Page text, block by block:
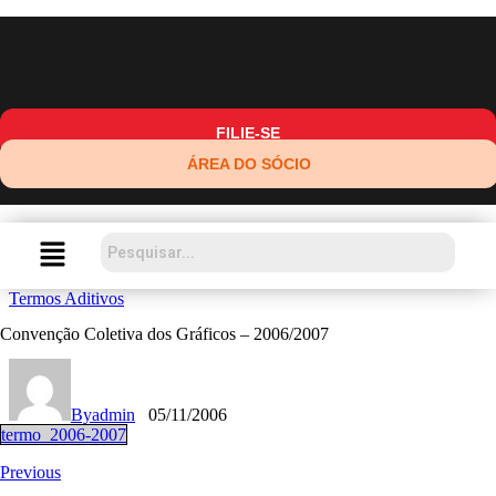
FILIE-SE
ÁREA DO SÓCIO
Termos Aditivos​
Convenção Coletiva dos Gráficos – 2006/2007
Byadmin
05/11/2006
termo_2006-2007
Previous